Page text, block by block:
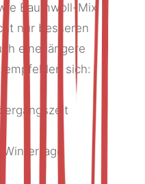
Baumwoll-Mix
nur besseren
eine längere
empfehlen sich:
Wintertage